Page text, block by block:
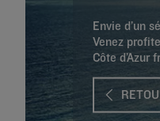
Envie d’un
Venez
Côte d’Azur